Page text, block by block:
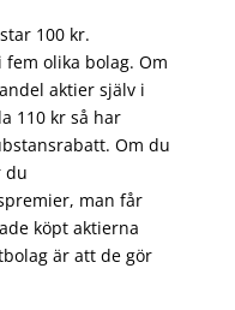
100 kr.
olika bolag. Om
aktier själv i
110 kr så har
Om du
du
man får
köpt aktierna
är att de gör